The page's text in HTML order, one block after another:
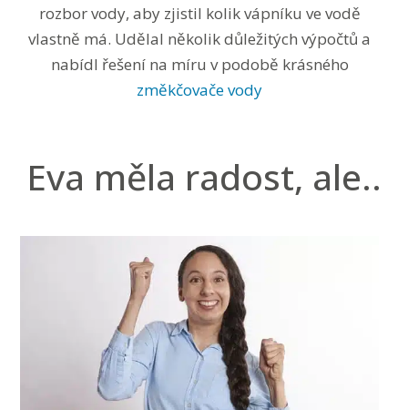
rozbor vody, aby zjistil kolik vápníku ve vodě
vlastně má. Udělal několik důležitých výpočtů a
nabídl řešení na míru v podobě krásného
změkčovače vody
Eva měla radost, ale..